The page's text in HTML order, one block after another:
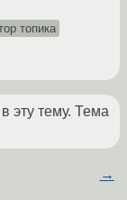
топика
эту тему. Тема
→